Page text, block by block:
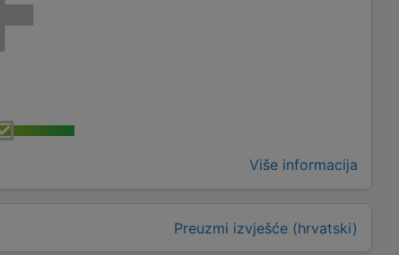
Više informacija
Preuzmi izvješće (hrvatski)